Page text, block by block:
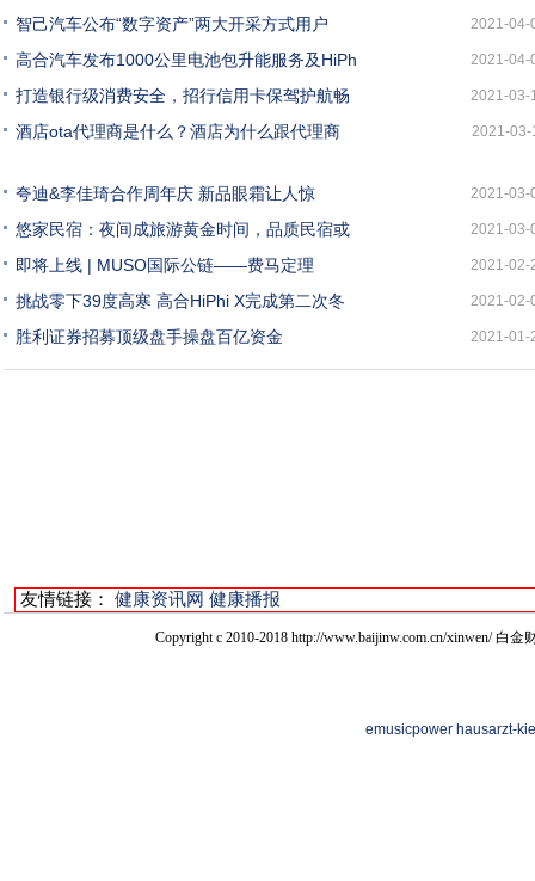
智己汽车公布“数字资产”两大开采方式用户 2021-04-
高合汽车发布1000公里电池包升能服务及HiPh 2021-04-
打造银行级消费安全，招行信用卡保驾护航畅 2021-03-
酒店ota代理商是什么？酒店为什么跟代理商 2021-03-
夸迪&李佳琦合作周年庆 新品眼霜让人惊 2021-03-
悠家民宿：夜间成旅游黄金时间，品质民宿或 2021-03-
即将上线 | MUSO国际公链——费马定理 2021-02-
挑战零下39度高寒 高合HiPhi X完成第二次冬 2021-02-
胜利证券招募顶级盘手操盘百亿资金 2021-01-
友情链接： 健康资讯网 健康播报
Copyright c 2010-2018 http://www.baijinw.com.cn/xinwen/
emusicpower hausarzt-